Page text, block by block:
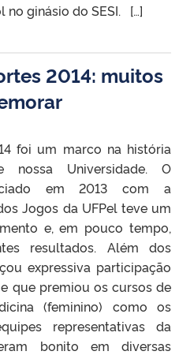
no ginásio do SESI. […]
2014: muitos
foi um marco na história
nossa Universidade. O
em 2013 com a
Jogos da UFPel teve um
e, em pouco tempo,
resultados. Além dos
expressiva participação
que premiou os cursos de
(feminino) como os
representativas da
bonito em diversas